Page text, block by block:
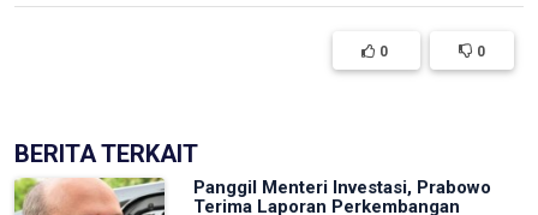
0 0
BERITA TERKAIT
Panggil Menteri Investasi, Prabowo
Terima Laporan Perkembangan